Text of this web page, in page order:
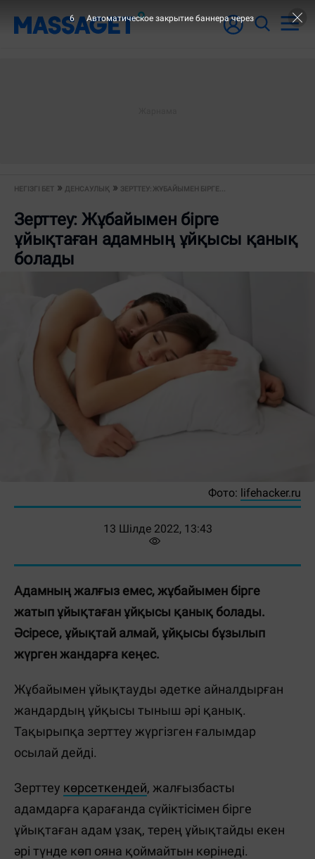
НЕГІЗГІ БЕТ ДЕНСАУЛЫҚ ЗЕРТТЕУ: ЖҰБАЙЫМЕН БІРГЕ...
Зерттеу: Жұбайымен бірге
ұйықтаған адамның ұйқысы қанық
болады
Фото: lifehacker.ru
13 Шілде 2022, 13:43
Адамның жалғыз емес, жұбайымен бірге
жатып ұйықтаған ұйқысы қанық болады.
Әсіресе, ұйықтай алмай, ұйқысы бұзылып
жүрген жандарға кеңес.
Жұбайымен ұйықтауды әдетке айналдырған
жандардың ұйқысы тыныш әрі қанық.
Тақырыпқа зерттеу жүргізген ғалымдар
осылай дейді.
Зерттеу көрсеткендей, жалғызбасты
адамдарға қарағанда сүйіктісімен бірге
ұйықтаған адам ұзақ, терең ұйықтайды екен
әрі түнде көп ояна қоймайтын көрінеді.
6 Автоматическое закрытие баннера через